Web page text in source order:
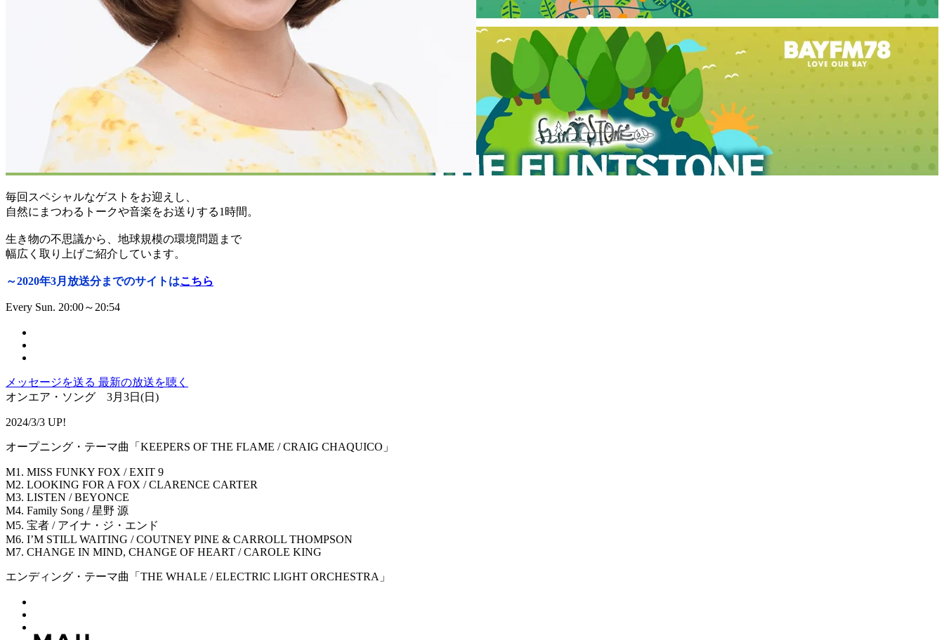
毎回スペシャルなゲストをお迎えし、
自然にまつわるトークや音楽をお送りする1時間。
生き物の不思議から、地球規模の環境問題まで
幅広く取り上げご紹介しています。
～2020年3月放送分までのサイトはこちら
Every Sun. 20:00～20:54
メッセージを送る 最新の放送を聴く
オンエア・ソング 3月3日(日)
2024/3/3 UP!
オープニング・テーマ曲「KEEPERS OF THE FLAME / CRAIG CHAQUICO」
M1. MISS FUNKY FOX / EXIT 9
M2. LOOKING FOR A FOX / CLARENCE CARTER
M3. LISTEN / BEYONCE
M4. Family Song / 星野 源
M5. 宝者 / アイナ・ジ・エンド
M6. I’M STILL WAITING / COUTNEY PINE & CARROLL THOMPSON
M7. CHANGE IN MIND, CHANGE OF HEART / CAROLE KING
エンディング・テーマ曲「THE WHALE / ELECTRIC LIGHT ORCHESTRA」